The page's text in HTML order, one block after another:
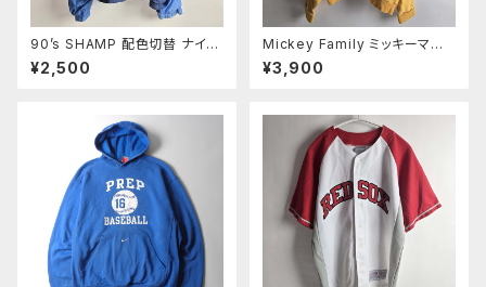
90’s SHAMP 配色切替 ナイロ
ンジャケット ライトアウター ビッ
グサイズXXL ブルー m1003-7
¥2,500
Mickey Family ミッキーマウ
スビッグプリントスウェットシャツ
トレーナー バッドウイング袖 ワ
¥3,900